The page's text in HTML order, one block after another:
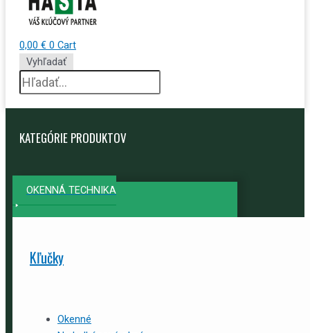
0,00 € 0 Cart
Vyhľadať
KATEGÓRIE PRODUKTOV
OKENNÁ TECHNIKA
Kľučky
Okenné